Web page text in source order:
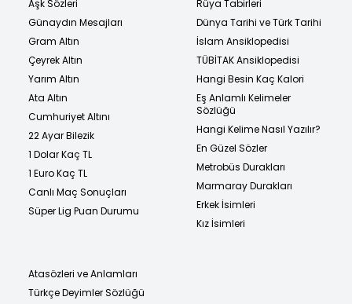
Aşk Sözleri
Günaydın Mesajları
Gram Altın
Çeyrek Altın
Yarım Altın
Ata Altın
Cumhuriyet Altını
22 Ayar Bilezik
1 Dolar Kaç TL
1 Euro Kaç TL
Canlı Maç Sonuçları
Süper Lig Puan Durumu
Rüya Tabirleri
Dünya Tarihi ve Türk Tarihi
İslam Ansiklopedisi
TÜBİTAK Ansiklopedisi
Hangi Besin Kaç Kalori
Eş Anlamlı Kelimeler
Sözlüğü
Hangi Kelime Nasıl Yazılır?
En Güzel Sözler
Metrobüs Durakları
Marmaray Durakları
Erkek İsimleri
Kız İsimleri
Atasözleri ve Anlamları
Türkçe Deyimler Sözlüğü